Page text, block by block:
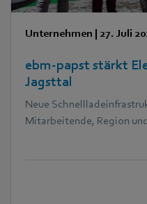
Unternehmen | 27. Juli
ebm‑papst stärkt
Jagsttal
Neue
Mitarbeitende, Region